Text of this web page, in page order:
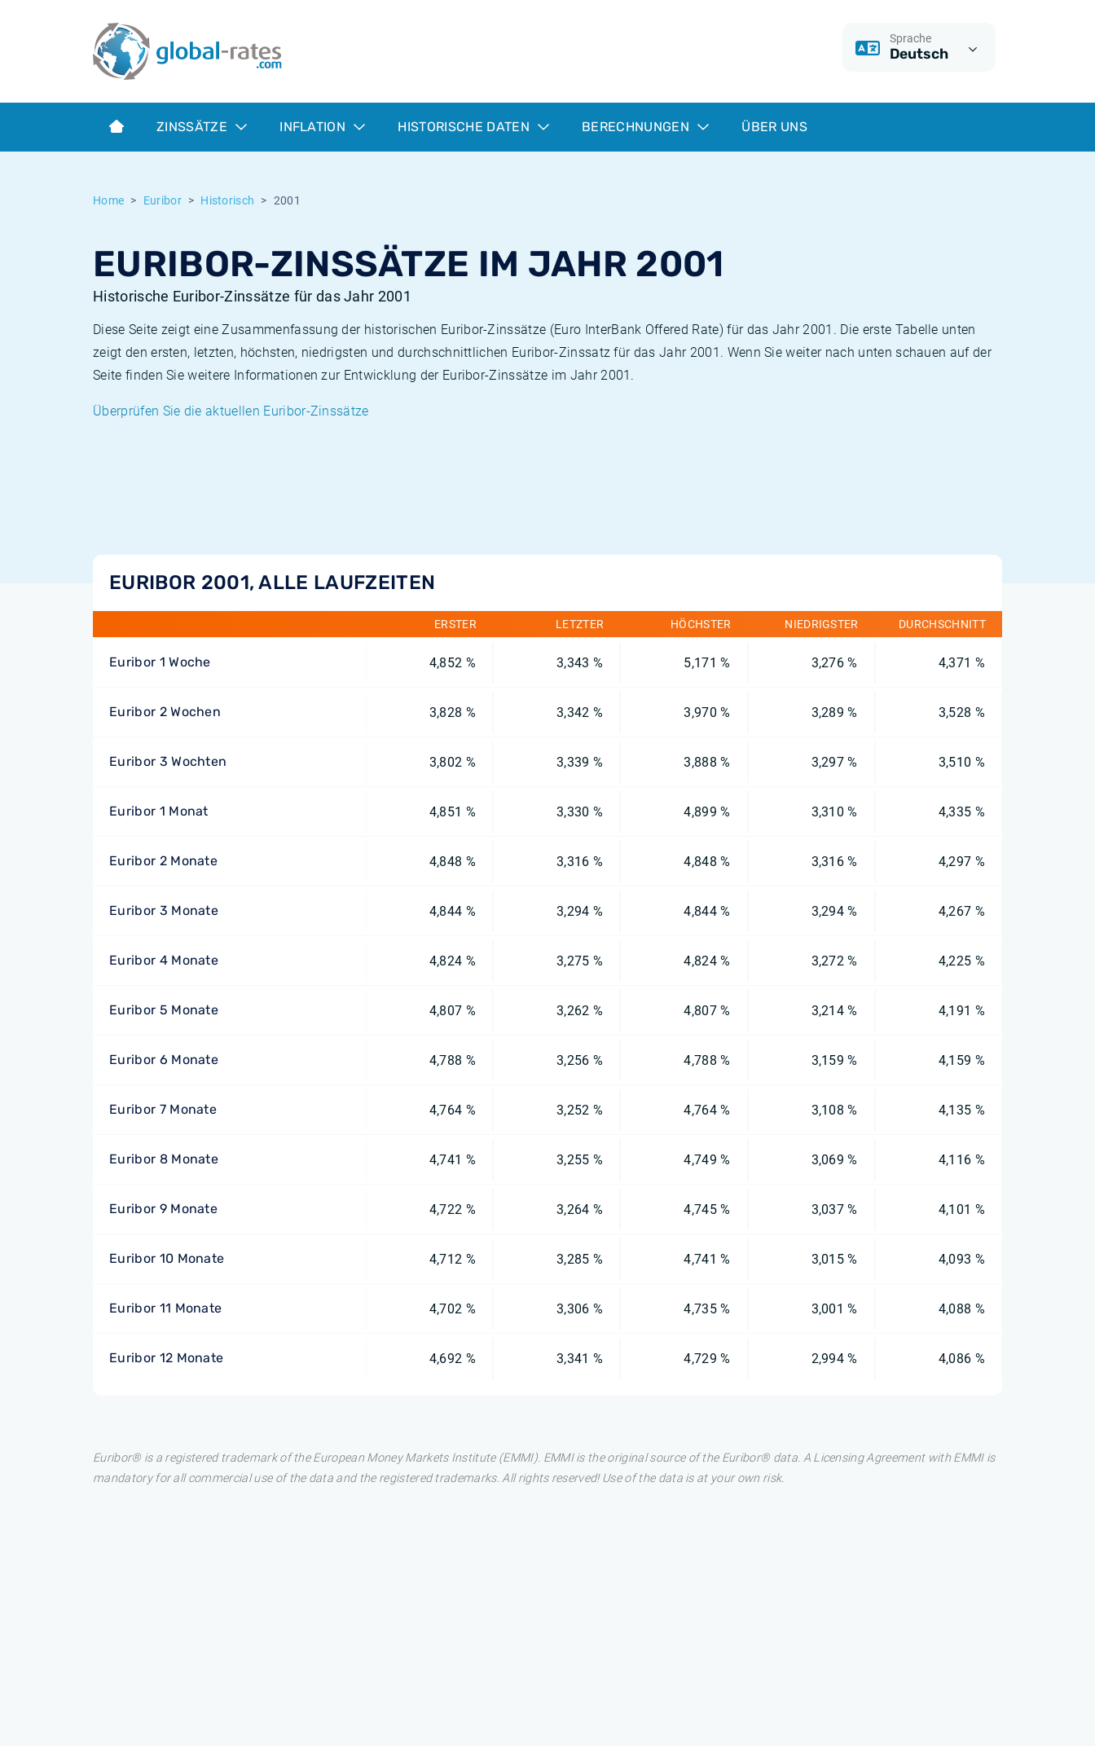
Sprache
Deutsch
ZINSSÄTZE INFLATION HISTORISCHE DATEN BERECHNUNGEN ÜBER UNS
Home Euribor Historisch 2001
EURIBOR-ZINSSÄTZE IM JAHR 2001
Historische Euribor-Zinssätze für das Jahr 2001
Diese Seite zeigt eine Zusammenfassung der historischen Euribor-Zinssätze (Euro InterBank Offered Rate) für das Jahr 2001. Die erste Tabelle unten
zeigt den ersten, letzten, höchsten, niedrigsten und durchschnittlichen Euribor-Zinssatz für das Jahr 2001. Wenn Sie weiter nach unten schauen auf der
Seite finden Sie weitere Informationen zur Entwicklung der Euribor-Zinssätze im Jahr 2001.
Überprüfen Sie die aktuellen Euribor-Zinssätze
EURIBOR 2001, ALLE LAUFZEITEN
ERSTER LETZTER HÖCHSTER NIEDRIGSTER DURCHSCHNITT
Euribor 1 Woche 4,852 % 3,343 % 5,171 % 3,276 % 4,371 %
Euribor 2 Wochen 3,828 % 3,342 % 3,970 % 3,289 % 3,528 %
Euribor 3 Wochten 3,802 % 3,339 % 3,888 % 3,297 % 3,510 %
Euribor 1 Monat 4,851 % 3,330 % 4,899 % 3,310 % 4,335 %
Euribor 2 Monate 4,848 % 3,316 % 4,848 % 3,316 % 4,297 %
Euribor 3 Monate 4,844 % 3,294 % 4,844 % 3,294 % 4,267 %
Euribor 4 Monate 4,824 % 3,275 % 4,824 % 3,272 % 4,225 %
Euribor 5 Monate 4,807 % 3,262 % 4,807 % 3,214 % 4,191 %
Euribor 6 Monate 4,788 % 3,256 % 4,788 % 3,159 % 4,159 %
Euribor 7 Monate 4,764 % 3,252 % 4,764 % 3,108 % 4,135 %
Euribor 8 Monate 4,741 % 3,255 % 4,749 % 3,069 % 4,116 %
Euribor 9 Monate 4,722 % 3,264 % 4,745 % 3,037 % 4,101 %
Euribor 10 Monate 4,712 % 3,285 % 4,741 % 3,015 % 4,093 %
Euribor 11 Monate 4,702 % 3,306 % 4,735 % 3,001 % 4,088 %
Euribor 12 Monate 4,692 % 3,341 % 4,729 % 2,994 % 4,086 %
Euribor® is a registered trademark of the European Money Markets Institute (EMMI). EMMI is the original source of the Euribor® data. A Licensing Agreement with EMMI is
mandatory for all commercial use of the data and the registered trademarks. All rights reserved! Use of the data is at your own risk.
Term SOFR
Was ist die VPI-Inflation?
Was ist die HVPI-Inflation?
Schweizerische inflation
Historische Euribor-Sätze
Historische ESTER-Sätze
Historische Inflationsraten
Inflationsrechner